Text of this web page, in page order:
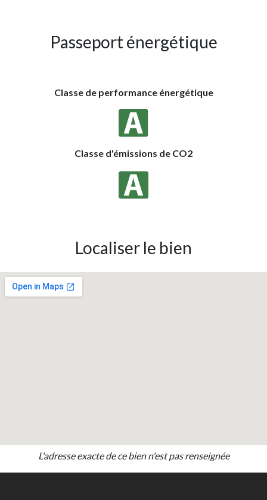
Passeport énergétique
Classe de performance énergétique
Classe d'émissions de CO2
Localiser le bien
L'adresse exacte de ce bien n'est pas renseignée